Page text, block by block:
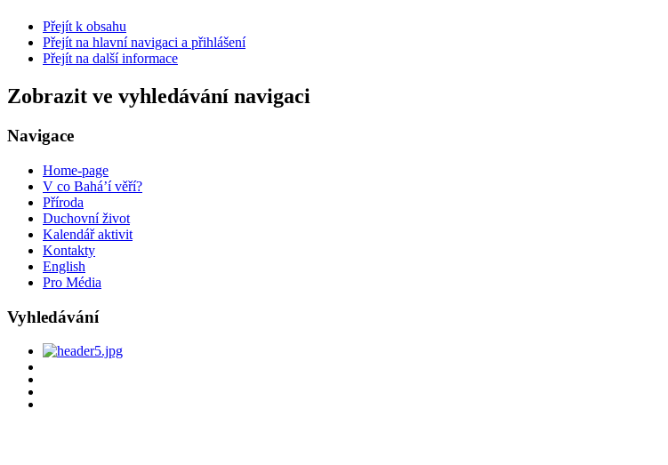
Přejít k obsahu
Přejít na hlavní navigaci a přihlášení
Přejít na další informace
Zobrazit ve vyhledávání navigaci
Navigace
Home-page
V co Bahá’í věří?
Příroda
Duchovní život
Kalendář aktivit
Kontakty
English
Pro Média
Vyhledávání